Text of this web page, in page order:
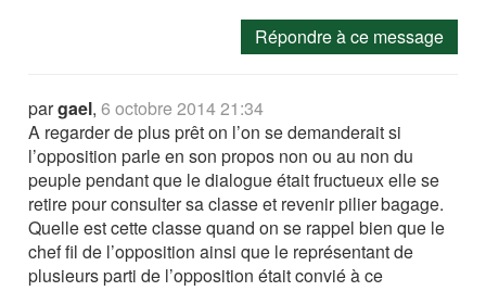
Répondre à ce message
pargael,6 octobre 2014 21:34
A regarder de plus prêt on l’on se demanderait si
l’opposition parle en son propos non ou au non du
peuple pendant que le dialogue était fructueux elle se
retire pour consulter sa classe et revenir pilier bagage.
Quelle est cette classe quand on se rappel bien que le
chef fil de l’opposition ainsi que le représentant de
plusieurs parti de l’opposition était convié à ce